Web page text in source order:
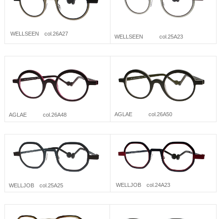
WELLSEEN col.26A27 WELLSEEN col.25A23
AGLAE col.26A48 AGLAE col.26A50
WELLJOB col.25A25 WELLJOB col.24A23